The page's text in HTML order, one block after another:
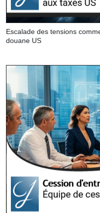
Escalade des tensions
douane US